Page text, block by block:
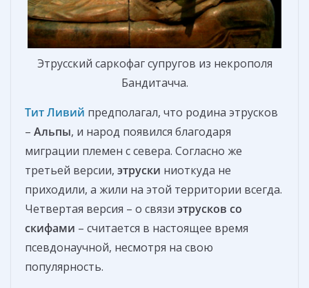
Этрусский саркофаг супругов из некрополя
Бандитачча.
Тит Ливий предполагал, что родина этрусков
– Альпы, и народ появился благодаря
миграции племен с севера. Согласно же
третьей версии, этруски ниоткуда не
приходили, а жили на этой территории всегда.
Четвертая версия – о связи этрусков со
скифами – считается в настоящее время
псевдонаучной, несмотря на свою
популярность.